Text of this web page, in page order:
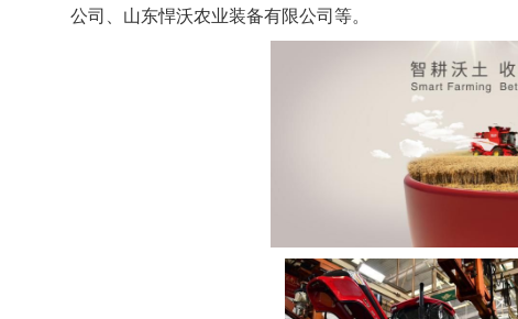
公司、山东悍沃农业装备有限公司等。